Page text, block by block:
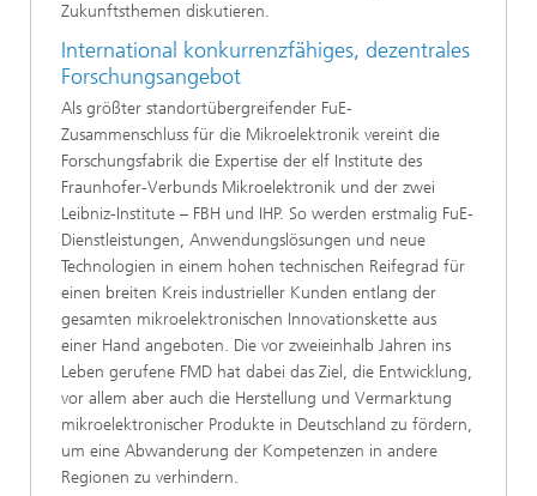
Zukunftsthemen diskutieren.
International konkurrenzfähiges, dezentrales
Forschungsangebot
Als größter standortübergreifender FuE-
Zusammenschluss für die Mikroelektronik vereint die
Forschungsfabrik die Expertise der elf Institute des
Fraunhofer-Verbunds Mikroelektronik und der zwei
Leibniz-Institute – FBH und IHP. So werden erstmalig FuE-
Dienstleistungen, Anwendungslösungen und neue
Technologien in einem hohen technischen Reifegrad für
einen breiten Kreis industrieller Kunden entlang der
gesamten mikroelektronischen Innovationskette aus
einer Hand angeboten. Die vor zweieinhalb Jahren ins
Leben gerufene FMD hat dabei das Ziel, die Entwicklung,
vor allem aber auch die Herstellung und Vermarktung
mikroelektronischer Produkte in Deutschland zu fördern,
um eine Abwanderung der Kompetenzen in andere
Regionen zu verhindern.